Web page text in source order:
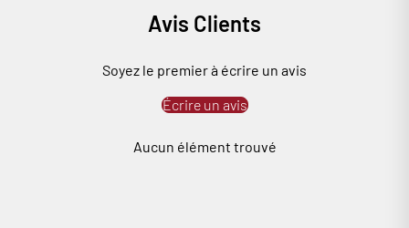
Avis Clients
Soyez le premier à écrire un avis
Écrire un avis
Aucun élément trouvé